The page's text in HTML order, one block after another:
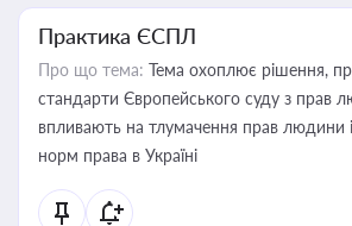
Практика ЄСПЛ
Про що тема: Тема охоплює рішення,
стандарти Європейського суду з прав
впливають на тлумачення прав людини
норм права в Україні